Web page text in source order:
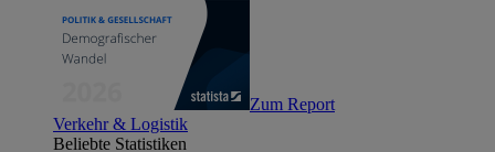
Zum Report
Verkehr & Logistik
Beliebte Statistiken